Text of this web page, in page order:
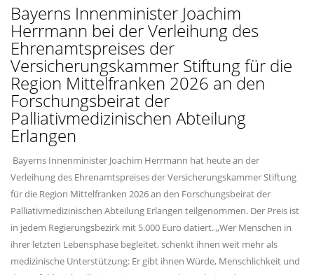
Bayerns Innenminister Joachim
Herrmann bei der Verleihung des
Ehrenamtspreises der
Versicherungskammer Stiftung für die
Region Mittelfranken 2026 an den
Forschungsbeirat der
Palliativmedizinischen Abteilung
Erlangen
Bayerns Innenminister Joachim Herrmann hat heute an der
Verleihung des Ehrenamtspreises der Versicherungskammer Stiftung
für die Region Mittelfranken 2026 an den Forschungsbeirat der
Palliativmedizinischen Abteilung Erlangen teilgenommen. Der Preis ist
in jedem Regierungsbezirk mit 5.000 Euro datiert. „Wer Menschen in
ihrer letzten Lebensphase begleitet, schenkt ihnen weit mehr als
medizinische Unterstützung: Er gibt ihnen Würde, Menschlichkeit und